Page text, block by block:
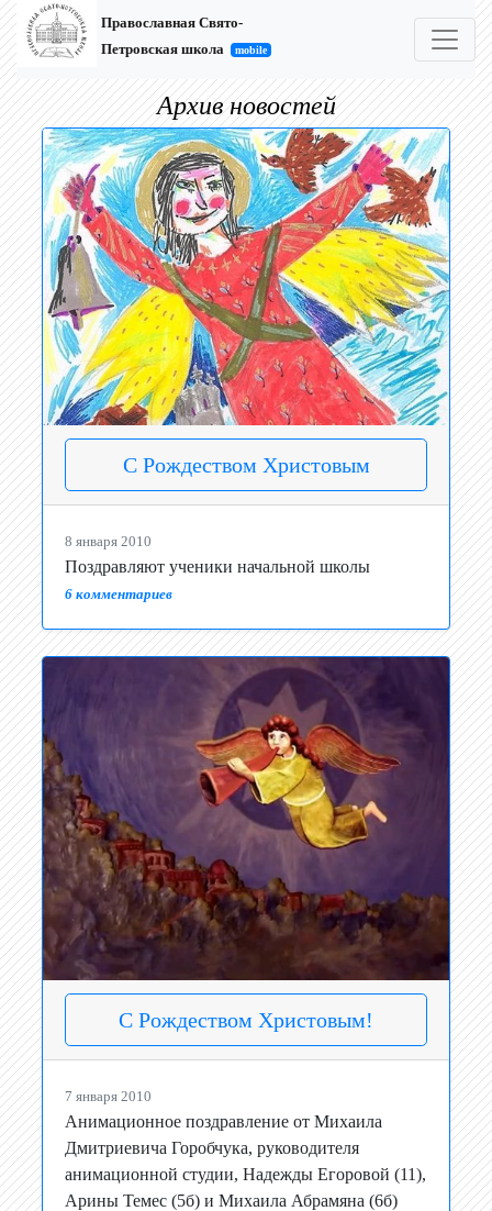
Православная Свято-
Петровская школа mobile
Архив новостей
С Рождеством Христовым
8 января 2010
Поздравляют ученики начальной школы
6 комментариев
С Рождеством Христовым!
7 января 2010
Анимационное поздравление от Михаила
Дмитриевича Горобчука, руководителя
анимационной студии, Надежды Егоровой (11),
Арины Темес (5б) и Михаила Абрамяна (6б)